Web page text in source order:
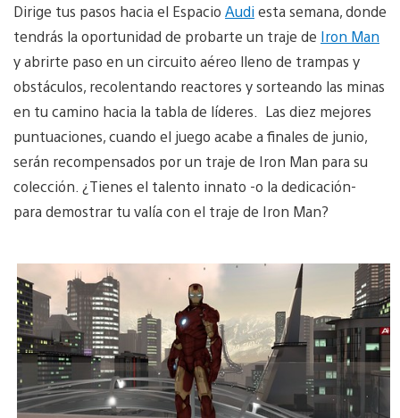
Dirige tus pasos hacia el Espacio Audiesta semana, donde
tendrás la oportunidad de probarte un traje de Iron Man
y abrirte paso en un circuito aéreo lleno de trampas y
obstáculos, recolentando reactores y sorteando las minas
en tu camino hacia la tabla de líderes. Las diez mejores
puntuaciones, cuando el juego acabe a finales de junio,
serán recompensados por un traje de Iron Man para su
colección. ¿Tienes el talento innato -o la dedicación-
para demostrar tu valía con el traje de Iron Man?